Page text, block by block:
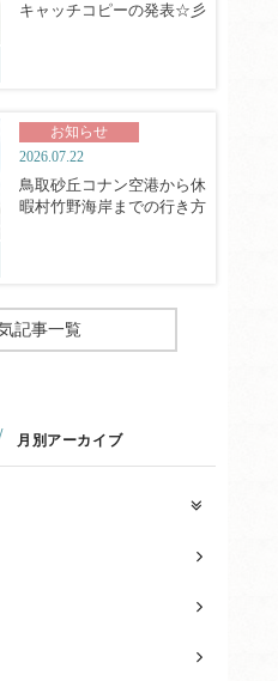
キャッチコピーの発表☆彡
お知らせ
2026.07.22
鳥取砂丘コナン空港から休
暇村竹野海岸までの行き方
記事一覧
月別アーカイブ